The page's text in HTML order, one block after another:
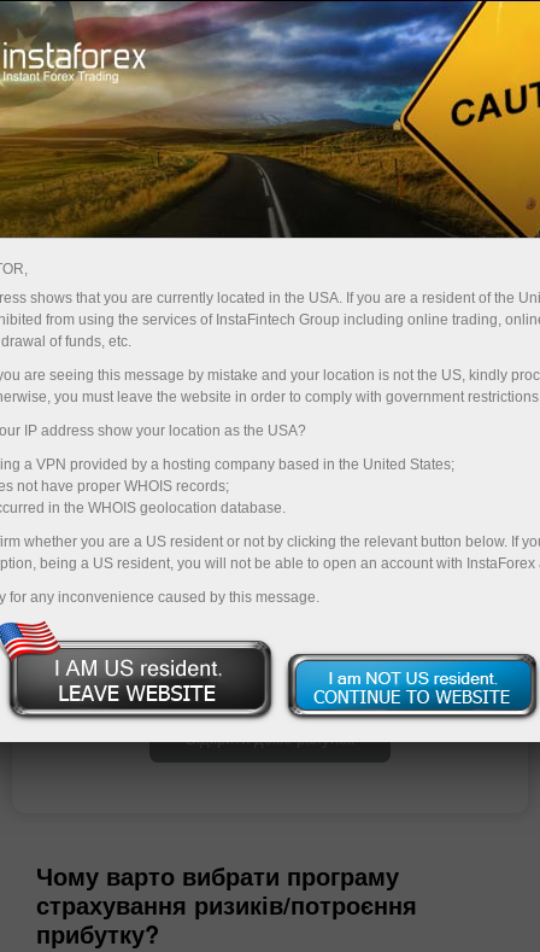
Трейдерам Страхування / Потроєння прибутку
Програма страхування ризиків/
потроєння прибутку:
Відкрити торговий рахунок
Відкрити демо-рахунок
Чому варто вибрати програму
страхування ризиків/потроєння
прибутку?
shows that you are currently located in the USA. If you are a resident of the
from using the services of InstaFintech Group including online trading,
of funds, etc.
are seeing this message by mistake and your location is not the US, kindly
you must leave the website in order to comply with government
IP address show your location as the USA?
a VPN provided by a hosting company based in the United States;
not have proper WHOIS records;
in the WHOIS geolocation database.
whether you are a US resident or not by clicking the relevant button below. If
being a US resident, you will not be able to open an account with InstaForex
for any inconvenience caused by this message.